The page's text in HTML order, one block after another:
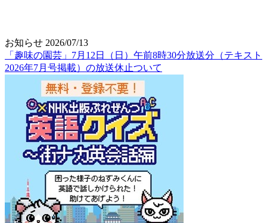
お知らせ 2026/07/13
「趣味の園芸」7月12日（日）午前8時30分放送分（テキスト
2026年7月号掲載）の放送休止ついて